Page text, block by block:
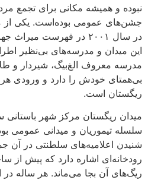
نبوده و همیشه مکانی برای تجمع
جشن‌های عمومی بوده‌است. یکی از
در سال ۲۰۰۱ در فهرست
این میدان و مدرسه‌های بی‌نظیر
مدرسه معروف الغ‌بیگ، شیردار و
بی‌همتای خودش را دارد و ورودی
ریگستان است.
میدان ریگستان مرکز شهر باستانی
سلسله تیموریان و میدانی عمومی
شنیدن اعلامیه‌های سلطنتی در آن
رودخانه‌ای اشاره دارد که پیش از
ریگ‌های آن بجا می‌ماند. هر ساله در